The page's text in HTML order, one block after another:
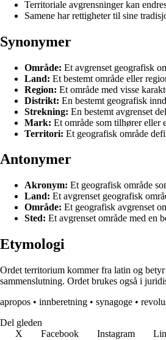
Territoriale avgrensninger kan
Samene har rettigheter til sine
Synonymer
Område: Et avgrenset geografisk
Land: Et bestemt område eller
Region: Et område med visse
Distrikt: En bestemt geografisk
Strekning: En bestemt avgrenset
Mark: Et område som tilhører eller
Territori: Et geografisk område
Antonymer
Akronym: Et geografisk område
Land: Et avgrenset geografisk
Område: Et geografisk avgrenset
Sted: Et avgrenset område med en
Etymologi
Ordet territorium kommer fra latin og
sammenslutning. Ordet brukes også i
apropos • innberetning • synagoge •
Del gleden
X
Facebook Instagram